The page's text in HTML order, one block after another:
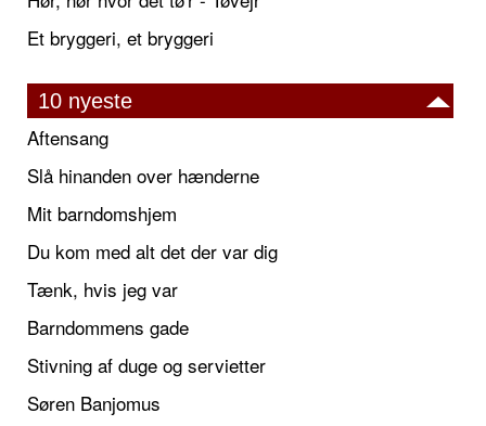
Et bryggeri, et bryggeri
10 nyeste
Aftensang
Slå hinanden over hænderne
Mit barndomshjem
Du kom med alt det der var dig
Tænk, hvis jeg var
Barndommens gade
Stivning af duge og servietter
Søren Banjomus